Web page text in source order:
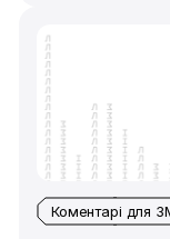
Коментарі для